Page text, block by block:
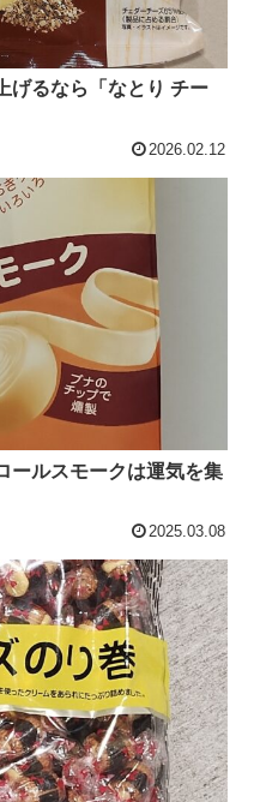
げるなら「なとり チー
2026.02.12
ールスモークは運気を集
2025.03.08